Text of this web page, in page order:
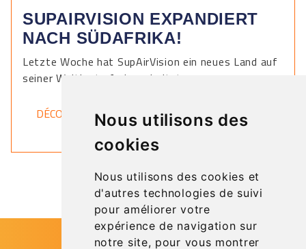
Nous utilisons des
cookies
Nous utilisons des cookies et
d'autres technologies de suivi
pour améliorer votre
expérience de navigation sur
notre site, pour vous montrer
SUPAIRVISION EXPANDIERT
NACH SÜDAFRIKA!
Letzte Woche hat SupAirVision ein neues Land auf
seiner Weltkarte freigeschaltet.
DÉCOUVRIR